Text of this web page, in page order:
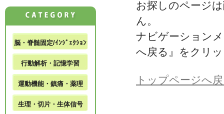
お探しのページ
ん。
ナビゲーション
へ戻る』をクリ
トップページへ
脳・脊髄固定/ｲﾝｼﾞｪｸｼｮﾝ
行動解析・記憶学習
運動機能・鎮痛・薬理
生理・切片・生体信号